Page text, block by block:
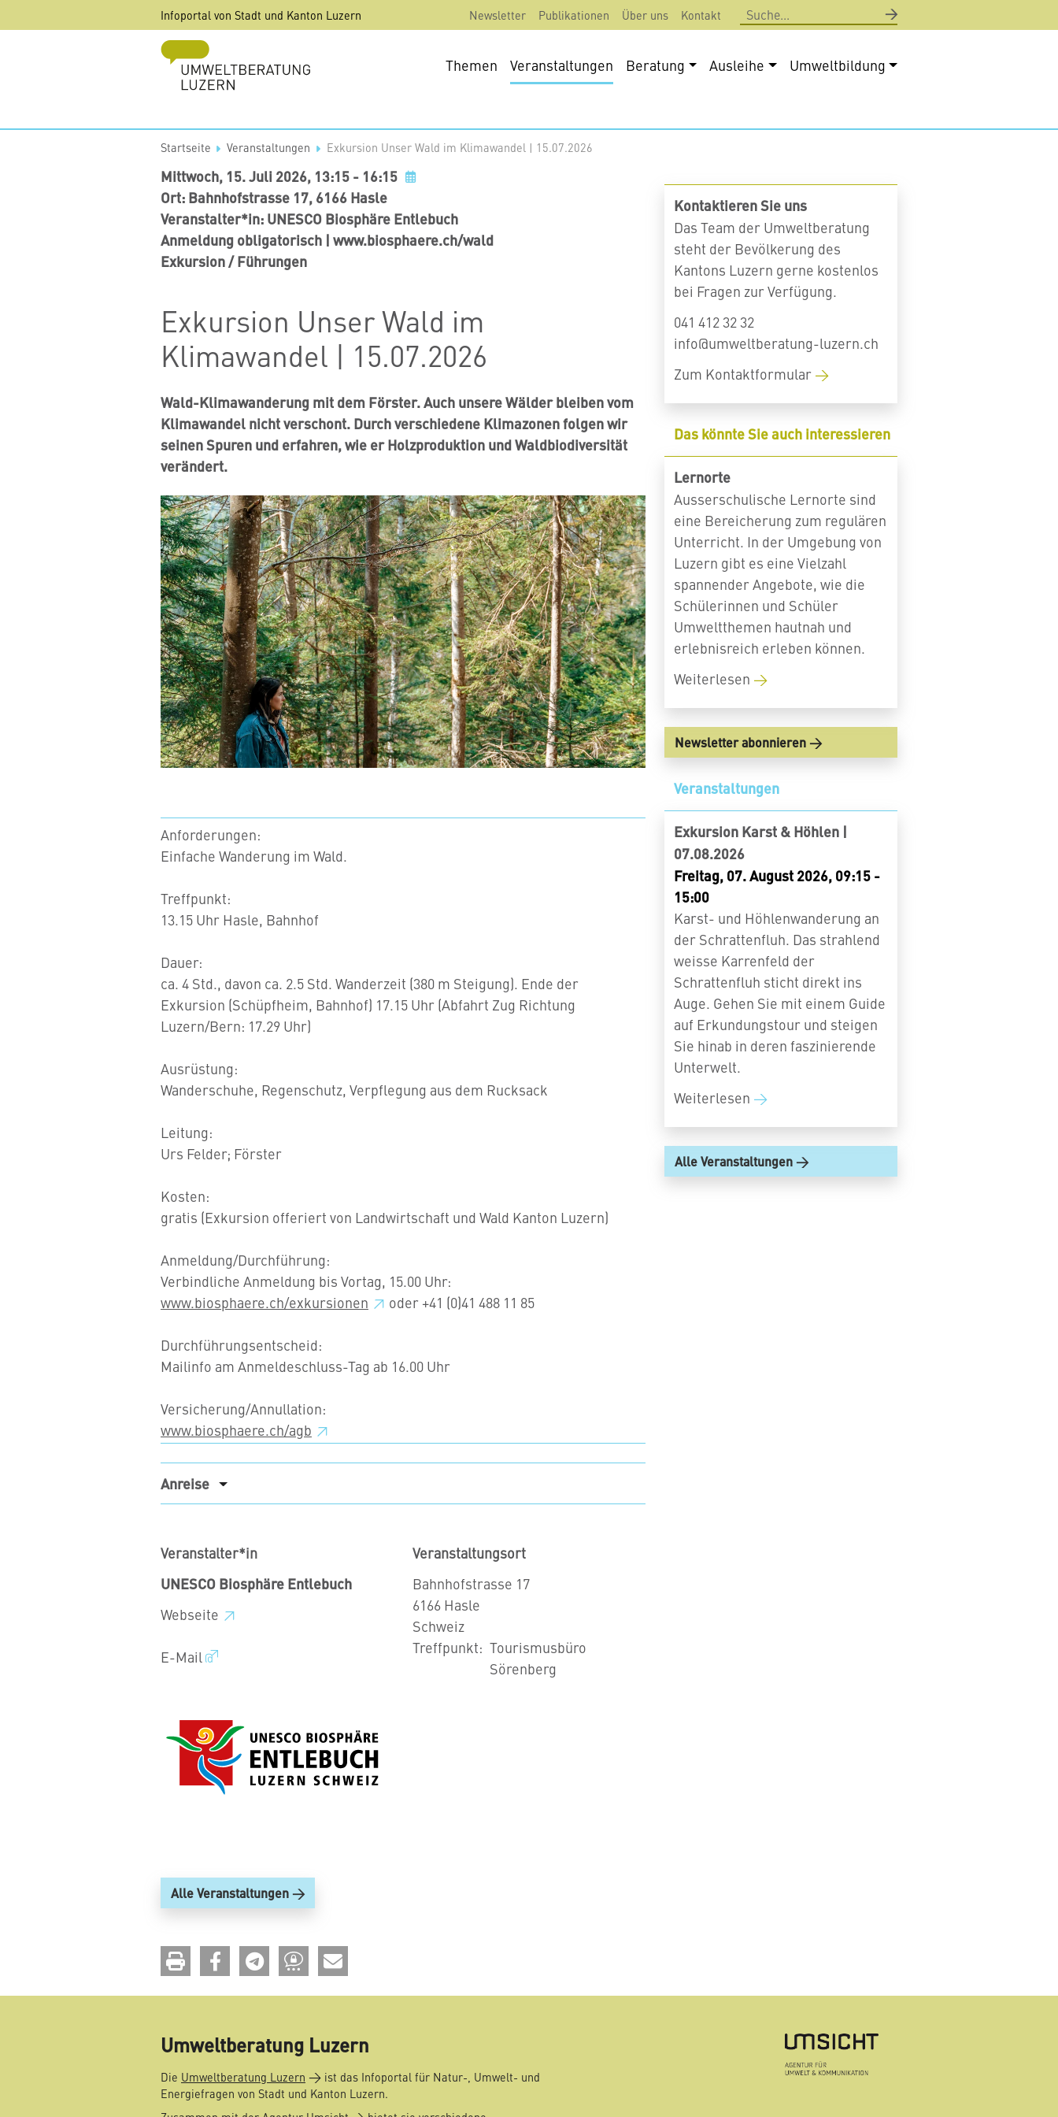
zum
Infoportal von Stadt und Kanton Luzern Newsletter Publikationen Über uns Kontakt Suche
Themen Veranstaltungen Beratung Ausleihe Umweltbildung
Startseite Veranstaltungen Exkursion Unser Wald im Klimawandel | 15.07.2026
Mittwoch, 15. Juli 2026, 13:15 - 16:15 Add to my calendar
Ort: Bahnhofstrasse 17, 6166 Hasle
Veranstalter*in: UNESCO Biosphäre Entlebuch
Anmeldung obligatorisch | www.biosphaere.ch/wald
Exkursion / Führungen
Exkursion Unser Wald im
Klimawandel | 15.07.2026
Wald-Klimawanderung mit dem Förster. Auch unsere Wälder bleiben vom
Klimawandel nicht verschont. Durch verschiedene Klimazonen folgen wir
seinen Spuren und erfahren, wie er Holzproduktion und Waldbiodiversität
verändert.
Anforderungen:
Einfache Wanderung im Wald.
Treffpunkt:
13.15 Uhr Hasle, Bahnhof
Dauer:
ca. 4 Std., davon ca. 2.5 Std. Wanderzeit (380 m Steigung). Ende der
Exkursion (Schüpfheim, Bahnhof) 17.15 Uhr (Abfahrt Zug Richtung
Luzern/Bern: 17.29 Uhr)
Ausrüstung:
Wanderschuhe, Regenschutz, Verpflegung aus dem Rucksack
Leitung:
Urs Felder; Förster
Kosten:
gratis (Exkursion offeriert von Landwirtschaft und Wald Kanton Luzern)
Anmeldung/Durchführung:
Verbindliche Anmeldung bis Vortag, 15.00 Uhr:
www.biosphaere.ch/exkursionen
oder +41 (0)41 488 11 85
Durchführungsentscheid:
Mailinfo am Anmeldeschluss-Tag ab 16.00 Uhr
Versicherung/Annullation:
www.biosphaere.ch/agb
Anreise
Veranstalter*in
UNESCO Biosphäre Entlebuch
Webseite
E-Mail
Veranstaltungsort
Bahnhofstrasse 17
6166 Hasle
Schweiz
Treffpunkt Tourismusbüro
Sörenberg
Alle Veranstaltungen
Kontaktieren Sie uns
Das Team der Umweltberatung
steht der Bevölkerung des
Kantons Luzern gerne kostenlos
bei Fragen zur Verfügung.
041 412 32 32
info@umweltberatung-luzern.ch
Zum Kontaktformular
Das könnte Sie auch interessieren
Lernorte
Ausserschulische Lernorte sind
eine Bereicherung zum regulären
Unterricht. In der Umgebung von
Luzern gibt es eine Vielzahl
spannender Angebote, wie die
Schülerinnen und Schüler
Umweltthemen hautnah und
erlebnisreich erleben können.
Weiterlesen
Newsletter abonnieren
Veranstaltungen
Exkursion Karst & Höhlen |
07.08.2026
Freitag, 07. August 2026, 09:15 -
15:00
Karst- und Höhlenwanderung an
der Schrattenfluh. Das strahlend
weisse Karrenfeld der
Schrattenfluh sticht direkt ins
Auge. Gehen Sie mit einem Guide
auf Erkundungstour und steigen
Sie hinab in deren faszinierende
Unterwelt.
Weiterlesen
Alle Veranstaltungen
drucken teilen teilen
Umweltberatung Luzern
Die Umweltberatung Luzern
ist das Infoportal für Natur-, Umwelt- und
Energiefragen von Stadt und Kanton Luzern.